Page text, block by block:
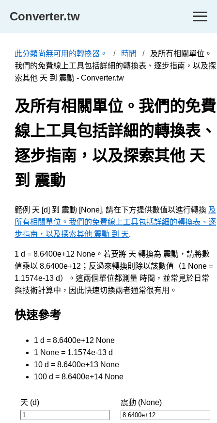
Converter.tw
此分類尚無可用的轉換器。 時間
及所有相關單位。
我們的免費線上工具包括詳細的轉換表、逐步指南，以及探
索其他 天 到 震動 - Converter.tw
及所有相關單位。我們的免費
線上工具包括詳細的轉換表、
逐步指南，以及探索其他 天
到 震動
範例 天 [d] 到 震動 [None], 請在下方提供數值以進行轉換 及
所有相關單位。我們的免費線上工具包括詳細的轉換表、逐
步指南，以及探索其他 震動 到 天.
1 d = 8.6400e+12 None。若要將 天 轉換為 震動，請將數
值乘以 8.6400e+12；反過來轉換則除以該數值（1 None =
1.1574e-13 d）。這兩個單位都測量 時間，並常見於日常
與技術計算中，因此快速切換兩者通常很有用。
快速參考
1 d = 8.6400e+12 None
1 None = 1.1574e-13 d
10 d = 8.6400e+13 None
100 d = 8.6400e+14 None
天 (d) 震動 (None)